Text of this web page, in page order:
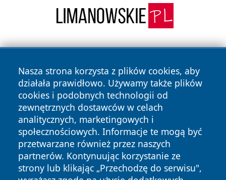
Nasza strona korzysta z plików cookies, aby
działała prawidłowo. Używamy także plików
cookies i podobnych technologii od
zewnętrznych dostawców w celach
analitycznych, marketingowych i
społecznościowych. Informacje te mogą być
przetwarzane również przez naszych
partnerów. Kontynuując korzystanie ze
strony lub klikając „Przechodzę do serwisu",
Copyright © 2026 cieszynonline.pl Wszystkie prawa
zastrzeżone.
News Autorzy
Polityka
Prywatności
Polityka
Cookies